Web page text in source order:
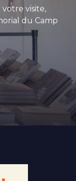
visite,
du Camp